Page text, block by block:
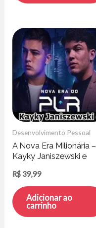
Desenvolvimento Pessoal
A Nova Era Milionária –
Kayky Janiszewski e
R$ 39,99
Adicionar ao
carrinho